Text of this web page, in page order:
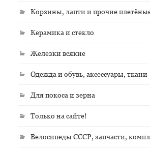
Корзины, лапти и прочие
Керамика и стекло
Железки всякие
Одежда и обувь, аксессуары, ткани
Для покоса и зерна
Только на сайте!
Велосипеды СССР, запчасти,